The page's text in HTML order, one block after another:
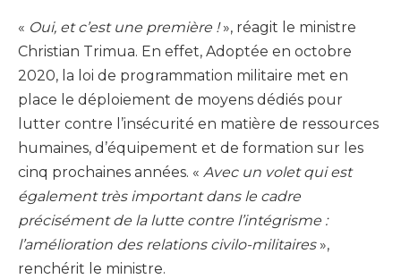
« Oui, et c’est une première !», réagit le ministre
Christian Trimua. En effet, Adoptée en octobre
2020, la loi de programmation militaire met en
place le déploiement de moyens dédiés pour
lutter contre l’insécurité en matière de ressources
humaines, d’équipement et de formation sur les
cinq prochaines années. « Avec un volet qui est
également très important dans le cadre
précisément de la lutte contre l’intégrisme :
l’amélioration des relations civilo-militaires»,
renchérit le ministre.